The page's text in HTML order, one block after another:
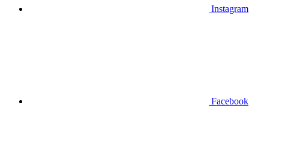
Instagram
Facebook